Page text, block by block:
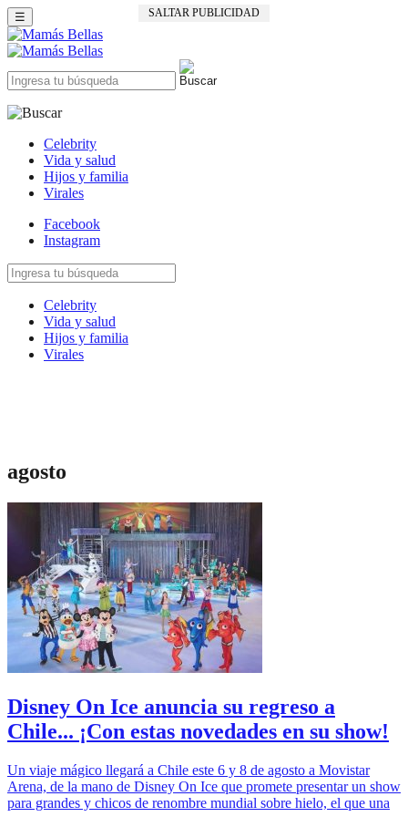
SALTAR PUBLICIDAD
☰
Celebrity
Vida y salud
Hijos y familia
Virales
Facebook
Instagram
Celebrity
Vida y salud
Hijos y familia
Virales
agosto
Disney On Ice anuncia su regreso a
Chile... ¡Con estas novedades en su show!
Un viaje mágico llegará a Chile este 6 y 8 de agosto a Movistar
Arena, de la mano de Disney On Ice que promete presentar un show
para grandes y chicos de renombre mundial sobre hielo, el que una